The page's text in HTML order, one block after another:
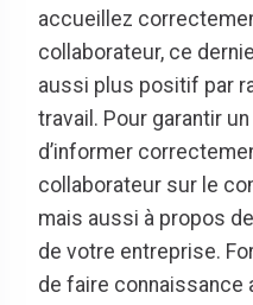
accueillez
collaborateur, ce
aussi plus positif par
travail. Pour garantir
d’informer
collaborateur sur le
mais aussi à propos
de votre entreprise.
de faire